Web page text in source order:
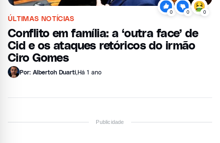
0 0 0
ÚLTIMAS NOTÍCIAS
Conflito em família: a ‘outra face’ de
Cid e os ataques retóricos do irmão
Ciro Gomes
Por: Albertoh Duarti,Há 1 ano
Publicidade